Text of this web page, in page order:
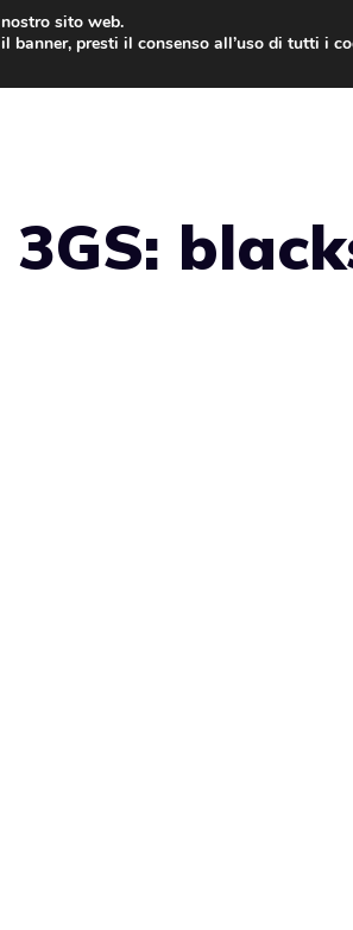
sito web.
presti il consenso all’uso di tutti i